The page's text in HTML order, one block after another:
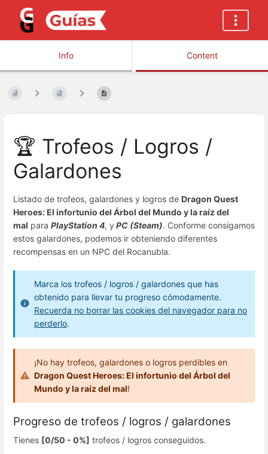
Info Content
🏆 Trofeos / Logros /
Galardones
Listado de trofeos, galardones y logros de Dragon Quest
Heroes: El infortunio del Árbol del Mundo y la raíz del
mal para PlayStation 4, y PC (Steam). Conforme consigamos
estos galardones, podemos ir obteniendo diferentes
recompensas en un NPC del Rocanubla.
Marca los trofeos / logros / galardones que has
obtenido para llevar tu progreso cómodamente.
Recuerda no borrar las cookies del navegador para no
perderlo.
¡No hay trofeos, galardones o logros perdibles en
Dragon Quest Heroes: El infortunio del Árbol del
Mundo y la raíz del mal!
Progreso de trofeos / logros / galardones
Tienes [0/50 - 0%] trofeos / logros conseguidos.